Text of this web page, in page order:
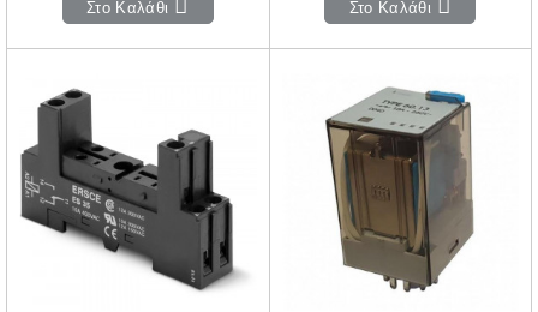
Στο Καλάθι Στο Καλάθι